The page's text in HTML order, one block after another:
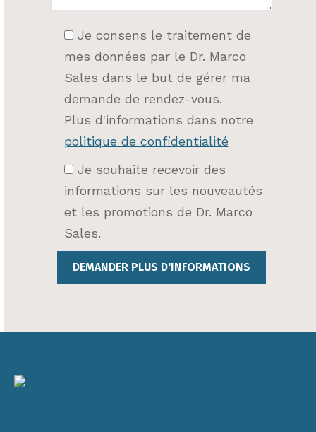
Je consens le traitement de
mes données par le Dr. Marco
Sales dans le but de gérer ma
demande de rendez-vous.
Plus d'informations dans notre
politique de confidentialité
Je souhaite recevoir des
informations sur les nouveautés
et les promotions de Dr. Marco
Sales.